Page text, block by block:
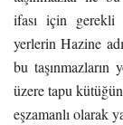
ifası için gerekli
yerlerin Hazine
bu
üzere tapu
eşzamanlı olarak